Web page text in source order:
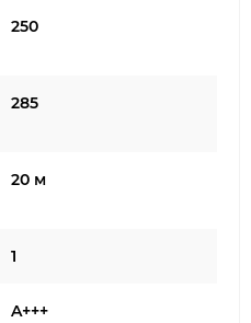
250
285
20 м
1
A+++